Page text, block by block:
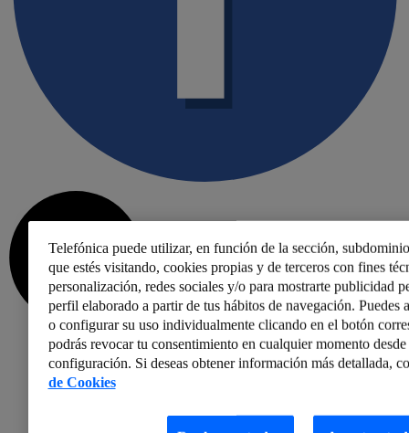
Telefónica puede utilizar, en función de la sección,
que estés visitando, cookies propias y de terceros con fines
personalización, redes sociales y/o para mostrarte publicidad
perfil elaborado a partir de tus hábitos de navegación. Puedes
o configurar su uso individualmente clicando en el botón
podrás revocar tu consentimiento en cualquier momento
configuración. Si deseas obtener información más detallada,
de Cookies